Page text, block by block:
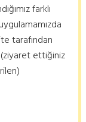
farklı
tarafından
ettiğiniz